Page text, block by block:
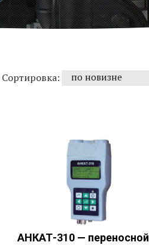
Сортировка: по новизне
АНКАТ-310 — переносной